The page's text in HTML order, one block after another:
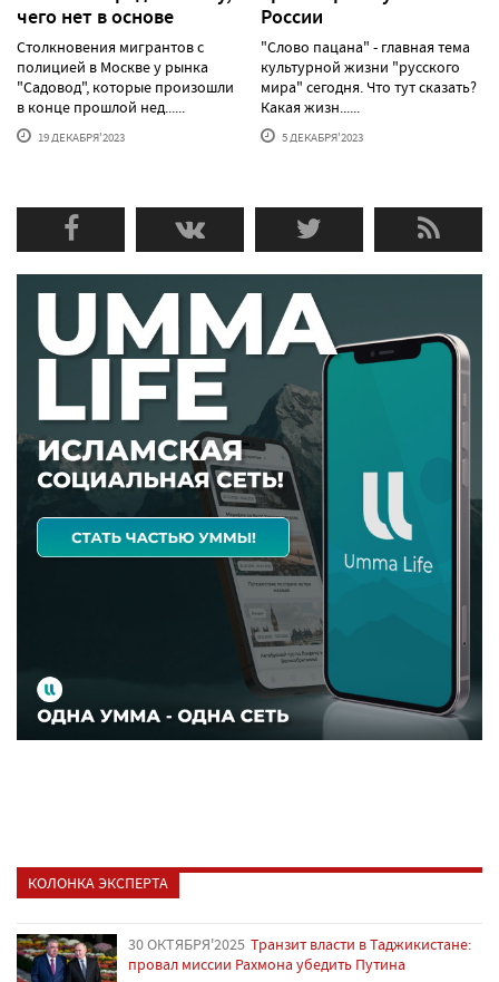
чего нет в основе
Столкновения мигрантов с
полицией в Москве у рынка
"Садовод", которые произошли
в конце прошлой нед......
19 ДЕКАБРЯ'2023
России
"Слово пацана" - главная тема
культурной жизни "русского
мира" сегодня. Что тут сказать?
Какая жизн......
5 ДЕКАБРЯ'2023
КОЛОНКА ЭКСПЕРТА
30 ОКТЯБРЯ'2025 Транзит власти в Таджикистане:
провал миссии Рахмона убедить Путина